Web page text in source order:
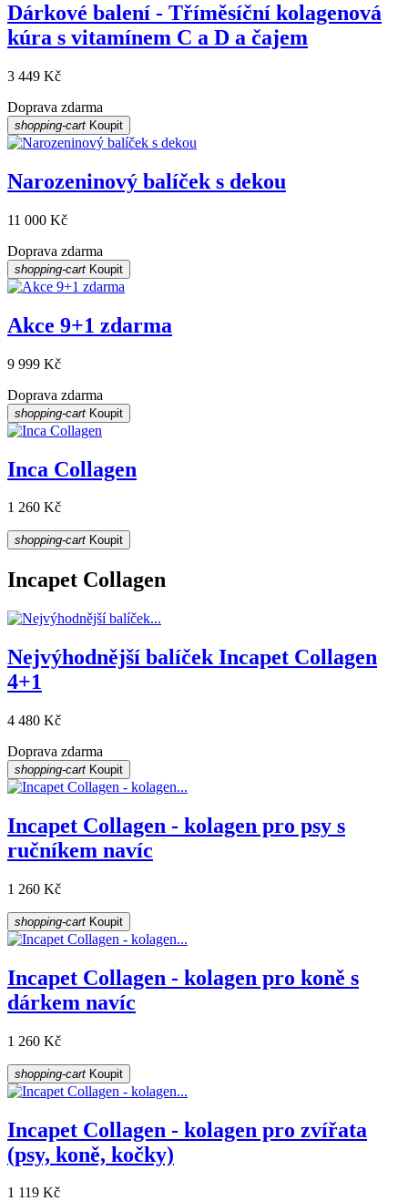
Dárkové balení - Tříměsíční kolagenová
kúra s vitamínem C a D a čajem
3 449 Kč
Doprava zdarma
shopping-cart Koupit
Narozeninový balíček s dekou
11 000 Kč
Doprava zdarma
shopping-cart Koupit
Akce 9+1 zdarma
9 999 Kč
Doprava zdarma
shopping-cart Koupit
Inca Collagen
1 260 Kč
shopping-cart Koupit
Incapet Collagen
Nejvýhodnější balíček Incapet Collagen
4+1
4 480 Kč
Doprava zdarma
shopping-cart Koupit
Incapet Collagen - kolagen pro psy s
ručníkem navíc
1 260 Kč
shopping-cart Koupit
Incapet Collagen - kolagen pro koně s
dárkem navíc
1 260 Kč
shopping-cart Koupit
Incapet Collagen - kolagen pro zvířata
(psy, koně, kočky)
1 119 Kč